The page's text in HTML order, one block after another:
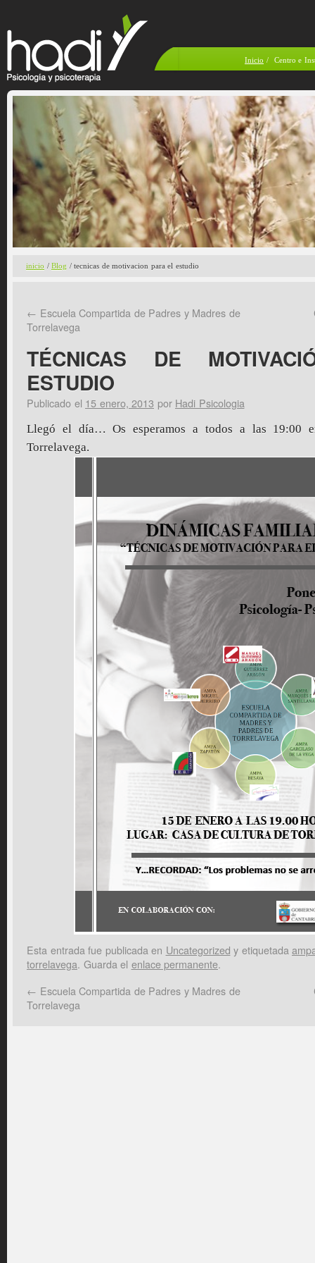
Inicio / Centro e
inicio / Blog / tecnicas de motivacion para el estudio
← Escuela Compartida de Padres y Madres de
Torrelavega
TÉCNICAS DE
ESTUDIO
Publicado el 15 enero, 2013 por Hadi Psicologia
Llegó el día… Os esperamos a todos a las 19:00
Torrelavega.
Esta entrada fue publicada en Uncategorized y etiquetada
torrelavega. Guarda el enlace permanente.
← Escuela Compartida de Padres y Madres de
Torrelavega